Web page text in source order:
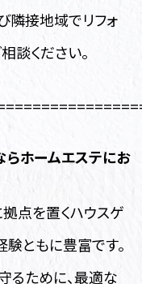
隣接地域でリフォ
談ください。
らホームエステにお
点を置くハウスゲ
ともに豊富です。
るために、最適な